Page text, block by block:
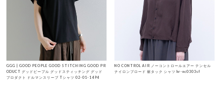
GGG | GOOD PEOPLE GOOD STITCHING GOOD PR
ODUCT グッドピープル グッドスティッチング グッド
プロダクト ドルマンスリーブ Tシャツ 02-01-1494
NO CONTROL AIR ノーコントロールエアー テンセル
ナイロンブロード 裾タック シャツ hr-nc0303sf